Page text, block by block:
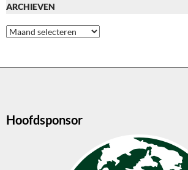
ARCHIEVEN
Archieven
Hoofdsponsor